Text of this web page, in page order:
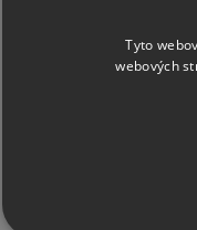
oddělit vokály,
Rádio,
Všechna vaše
Užijte si
Vytvářejte
hudební knihovnu
Tyto
webových